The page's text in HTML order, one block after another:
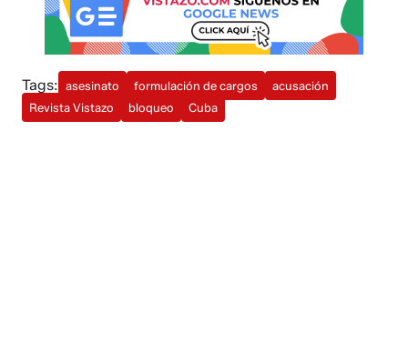
Tags: asesinato formulación de cargos
acusación
Revista Vistazo
bloqueo Cuba